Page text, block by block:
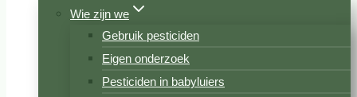
Wie zijn we
Gebruik pesticiden
Eigen onderzoek
Pesticiden in babyluiers